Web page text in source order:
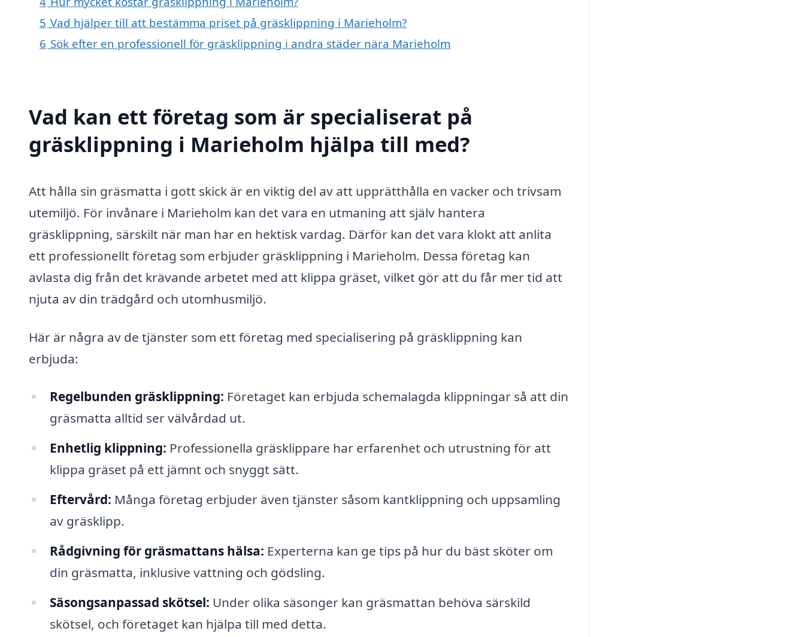
5 Vad hjälper till att bestämma priset på gräsklippning i Marieholm?
6 Sök efter en professionell för gräsklippning i andra städer nära Marieholm
Vad kan ett företag som är specialiserat på
gräsklippning i Marieholm hjälpa till med?
Att hålla sin gräsmatta i gott skick är en viktig del av att upprätthålla en vacker och trivsam
utemiljö. För invånare i Marieholm kan det vara en utmaning att själv hantera
gräsklippning, särskilt när man har en hektisk vardag. Därför kan det vara klokt att anlita
ett professionellt företag som erbjuder gräsklippning i Marieholm. Dessa företag kan
avlasta dig från det krävande arbetet med att klippa gräset, vilket gör att du får mer tid att
njuta av din trädgård och utomhusmiljö.
Här är några av de tjänster som ett företag med specialisering på gräsklippning kan
erbjuda:
Regelbunden gräsklippning: Företaget kan erbjuda schemalagda klippningar så att din
gräsmatta alltid ser välvårdad ut.
Enhetlig klippning: Professionella gräsklippare har erfarenhet och utrustning för att
klippa gräset på ett jämnt och snyggt sätt.
Eftervård: Många företag erbjuder även tjänster såsom kantklippning och uppsamling
av gräsklipp.
Rådgivning för gräsmattans hälsa: Experterna kan ge tips på hur du bäst sköter om
din gräsmatta, inklusive vattning och gödsling.
Säsongsanpassad skötsel: Under olika säsonger kan gräsmattan behöva särskild
skötsel, och företaget kan hjälpa till med detta.